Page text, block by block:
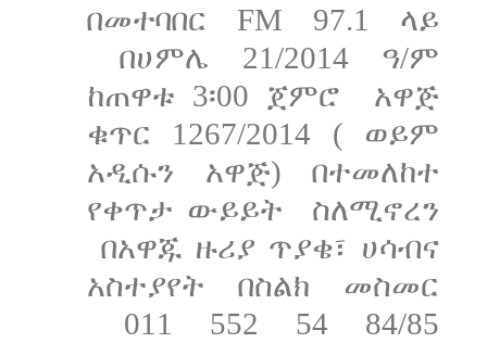
በመተባበር FM 97.1 ላይ
በሀምሌ 21/2014 ዓ/ም
ከጠዋቱ 3፡00 ጀምሮ አዋጅ
ቁጥር 1267/2014 ( ወይም
አዲሱን አዋጅ) በተመለከተ
የቀጥታ ውይይት ስለሚኖረን
በአዋጁ ዙሪያ ጥያቄ፣ ሀሳብና
አስተያየት በስልክ መስመር
011 552 54 84/85